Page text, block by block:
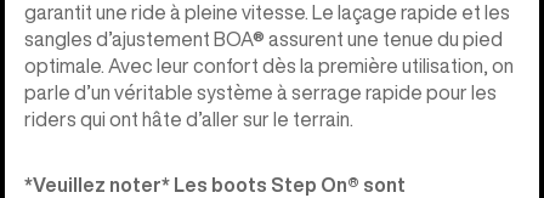
garantit une ride à pleine vitesse. Le laçage rapide et les
sangles d’ajustement BOA® assurent une tenue du pied
optimale. Avec leur confort dès la première utilisation, on
parle d’un véritable système à serrage rapide pour les
riders qui ont hâte d’aller sur le terrain.
*Veuillez noter* Les boots Step On®︎ sont